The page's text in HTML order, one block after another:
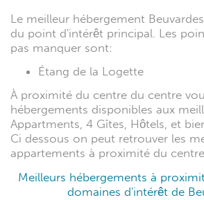
Le meilleur hébergement
du point d'intérêt principal. Les
pas manquer sont:
Étang de la Logette
À proximité du centre du centre
hébergements disponibles aux
Appartments, 4 Gîtes, Hôtels, et
Ci dessous on peut retrouver les
appartements à proximité du
Meilleurs hébergements à
domaines d'intérêt de